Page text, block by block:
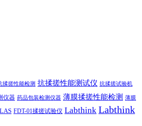
揉搓性能检测 抗揉搓性能测试仪 抗揉搓试验机
仪器 药品包装检测仪器 薄膜揉搓性能检测 薄膜
FDT-01揉搓试验仪 Labthink Labthink